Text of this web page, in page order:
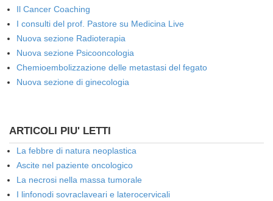
Il Cancer Coaching
I consulti del prof. Pastore su Medicina Live
Nuova sezione Radioterapia
Nuova sezione Psicooncologia
Chemioembolizzazione delle metastasi del fegato
Nuova sezione di ginecologia
ARTICOLI PIU' LETTI
La febbre di natura neoplastica
Ascite nel paziente oncologico
La necrosi nella massa tumorale
I linfonodi sovraclaveari e laterocervicali